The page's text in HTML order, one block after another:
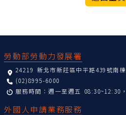
勞動部勞動力發展署
24219 新北市新莊區中平路439號南
(02)8995-6000
服務時間：週一至週五 08:30~12:30
外國人申請業務服務